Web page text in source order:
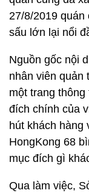
27/8/2019 quán
sấu lớn lại nổi
Nguồn gốc nội
nhân viên quản
một trang
đích chính của
hút khách hàng
HongKong 68
mục đích gì
Qua làm việc,